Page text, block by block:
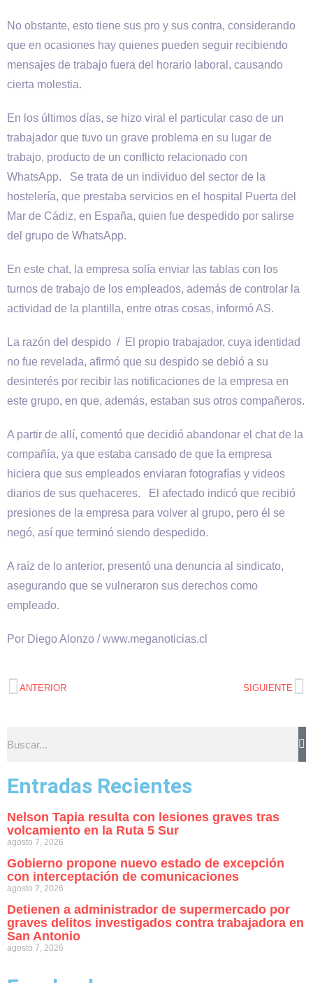
No obstante, esto tiene sus pro y sus contra, considerando
que en ocasiones hay quienes pueden seguir recibiendo
mensajes de trabajo fuera del horario laboral, causando
cierta molestia.
En los últimos días, se hizo viral el particular caso de un
trabajador que tuvo un grave problema en su lugar de
trabajo, producto de un conflicto relacionado con
WhatsApp. Se trata de un individuo del sector de la
hostelería, que prestaba servicios en el hospital Puerta del
Mar de Cádiz, en España, quien fue despedido por salirse
del grupo de WhatsApp.
En este chat, la empresa solía enviar las tablas con los
turnos de trabajo de los empleados, además de controlar la
actividad de la plantilla, entre otras cosas, informó AS.
La razón del despido / El propio trabajador, cuya identidad
no fue revelada, afirmó que su despido se debió a su
desinterés por recibir las notificaciones de la empresa en
este grupo, en que, además, estaban sus otros compañeros.
A partir de allí, comentó que decidió abandonar el chat de la
compañía, ya que estaba cansado de que la empresa
hiciera que sus empleados enviaran fotografías y videos
diarios de sus quehaceres. El afectado indicó que recibió
presiones de la empresa para volver al grupo, pero él se
negó, así que terminó siendo despedido.
A raíz de lo anterior, presentó una denuncia al sindicato,
asegurando que se vulneraron sus derechos como
empleado.
Por Diego Alonzo / www.meganoticias.cl
ANTERIOR SIGUIENTE
Entradas Recientes
Nelson Tapia resulta con lesiones graves tras
volcamiento en la Ruta 5 Sur
agosto 7, 2026
Gobierno propone nuevo estado de excepción
con interceptación de comunicaciones
agosto 7, 2026
Detienen a administrador de supermercado por
graves delitos investigados contra trabajadora en
San Antonio
agosto 7, 2026